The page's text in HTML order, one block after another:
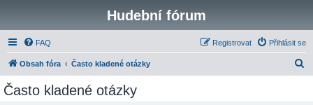
Hudební fórum
FAQ Přihlásit se
Registrovat
Obsah fóra Často kladené otázky
Často kladené otázky